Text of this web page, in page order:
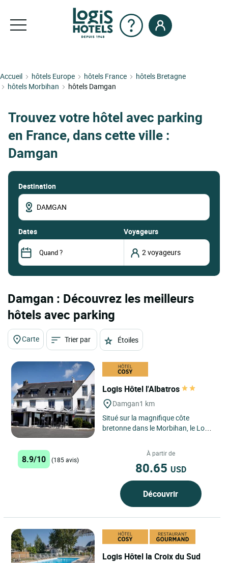
Accueil hôtels Europe hôtels France
hôtels Bretagne
hôtels Morbihan
hôtels Damgan
Trouvez votre hôtel avec parking
en France, dans cette ville :
Damgan
Destination
dates Voyageurs
Damgan : Découvrez les meilleurs
hôtels avec parking
Carte Trier par Étoiles
Logis Hôtel l'Albatros
Damgan1 km
Situé sur la magnifique côte
bretonne dans le Morbihan, le Logis
au cœur d'un charmant...
8.9/10 (185 avis)
À partir de
80.65 USD
Découvrir
Logis Hôtel la Croix du Sud